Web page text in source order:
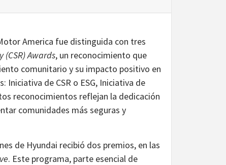
America fue distinguida con tres
(CSR) Awards, un reconocimiento que
comunitario y su impacto positivo en
Iniciativa de CSR o ESG, Iniciativa de
reconocimientos reflejan la dedicación
comunidades más seguras y
de Hyundai recibió dos premios, en las
. Este programa, parte esencial de